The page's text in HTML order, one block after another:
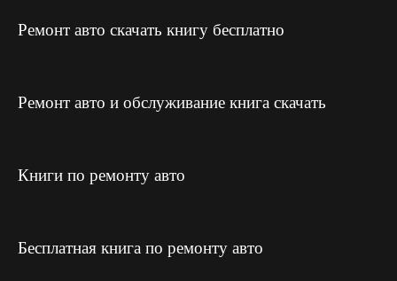
Ремонт авто скачать книгу бесплатно
Ремонт авто и обслуживание книга скачать
Книги по ремонту авто
Бесплатная книга по ремонту авто